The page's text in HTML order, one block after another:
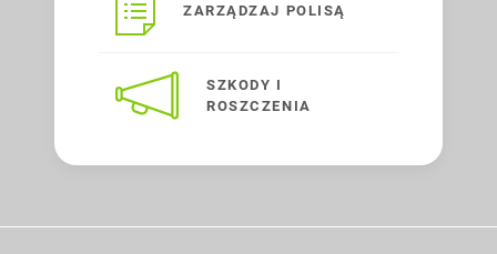
ZARZĄDZAJ POLISĄ
SZKODY I
ROSZCZENIA